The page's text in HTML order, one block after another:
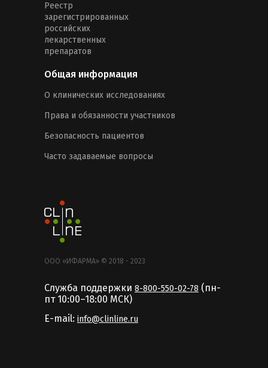
Реестр
зарегистрированных
российских
лекарственных
препаратов
Общая информация
О клинических исследованиях
Права и обязанности участников
Безопасность пациентов
Часто задаваемые вопросы
ООО «ИФАРМА» © 2018 - 2023
Служба поддержки 8-800-550-02-78 (пн-
пт 10:00–18:00 MCК)
E-mail: info@clinline.ru